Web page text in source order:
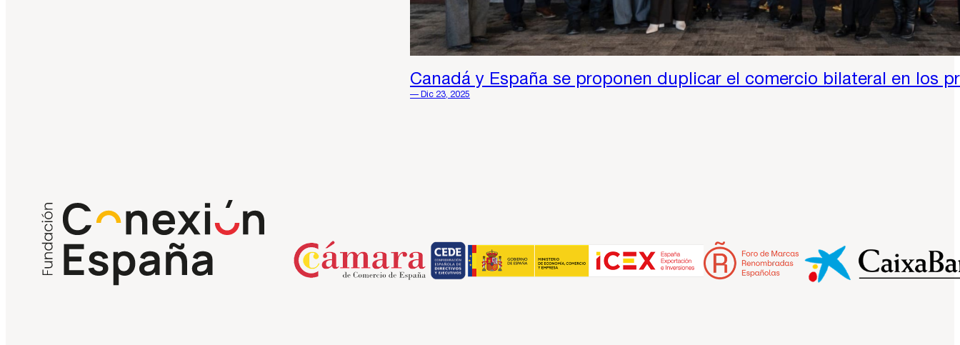
Canadá y España se proponen duplicar el comercio bilateral en los
— Dic 23, 2025